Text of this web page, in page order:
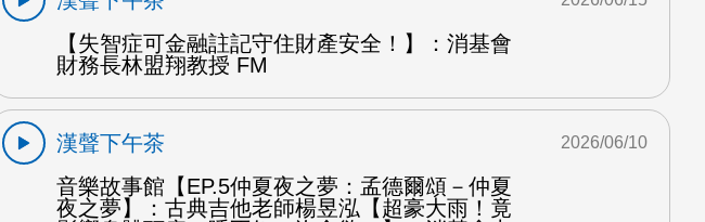
【失智症可金融註記守住財產安全！】：消基會
財務長林盟翔教授 FM
漢聲下午茶
音樂故事館【EP.5仲夏夜之夢：孟德爾頌－仲夏
夜之夢】：古典吉他老師楊昱泓【超豪大雨！竟
2026/06/10